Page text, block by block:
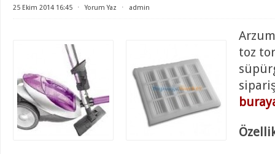
25 Ekim 2014 16:45 ⋅ Yorum Yaz ⋅ admin
toz